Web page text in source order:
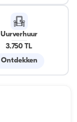
Uurverhuur
3.750 TL
Ontdekken